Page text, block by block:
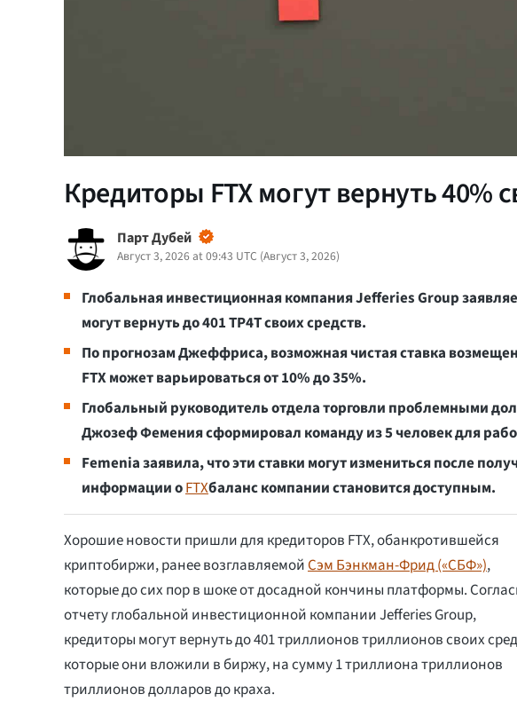
Кредиторы FTX могут вернуть 40%
Парт Дубей
Август 3, 2026 at 09:43 UTC (Август 3, 2026)
Глобальная инвестиционная компания Jefferies Group
могут вернуть до 401 TP4T своих средств.
По прогнозам Джеффриса, возможная чистая ставка
FTX может варьироваться от 10% до 35%.
Глобальный руководитель отдела торговли проблемными
Джозеф Фемения сформировал команду из 5 человек для
Femenia заявила, что эти ставки могут измениться после
информации оFTXбаланс компании становится доступным.
Хорошие новости пришли для кредиторов FTX, обанкротившейся
криптобиржи, ранее возглавляемойСэм Бэнкман-Фрид («СБФ»),
которые до сих пор в шоке от досадной кончины платформы.
отчету глобальной инвестиционной компании Jefferies Group,
кредиторы могут вернуть до 401 триллионов триллионов своих
которые они вложили в биржу, на сумму 1 триллиона триллионов
триллионов долларов до краха.